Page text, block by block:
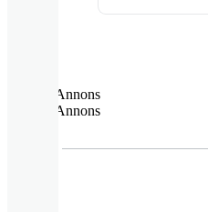
Annons
Annons